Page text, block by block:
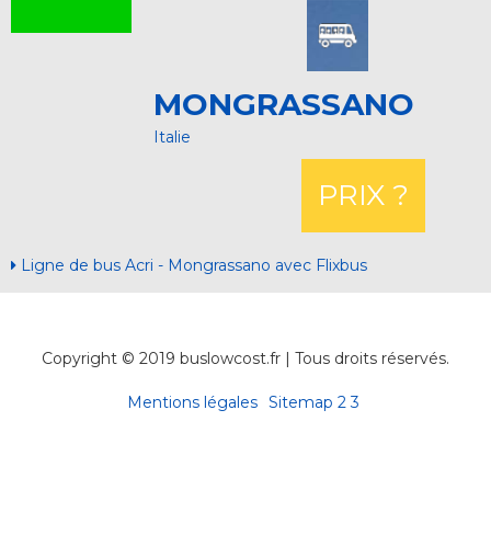
MONGRASSANO
Italie
PRIX ?
Ligne de bus Acri - Mongrassano avec Flixbus
Copyright © 2019 buslowcost.fr | Tous droits réservés.
Mentions légales Sitemap 2 3